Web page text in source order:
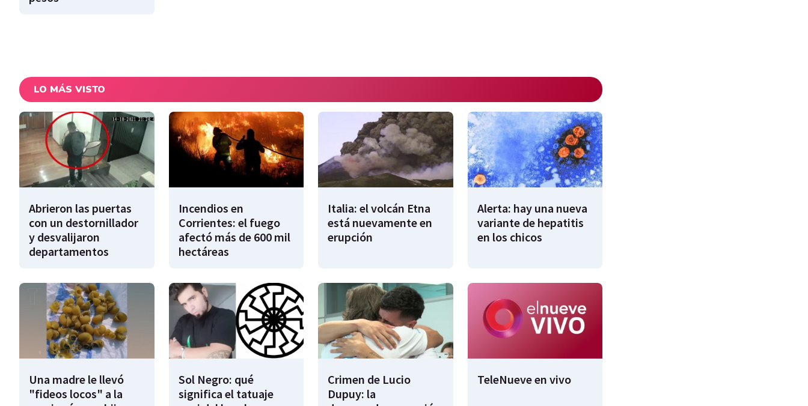
LO MÁS VISTO
Abrieron las puertas
con un destornillador
y desvalijaron
departamentos
Incendios en
Corrientes: el fuego
afectó más de 600 mil
hectáreas
Italia: el volcán Etna
está nuevamente en
erupción
Alerta: hay una nueva
variante de hepatitis
en los chicos
Una madre le llevó
"fideos locos" a la
Sol Negro: qué
significa el tatuaje
Crimen de Lucio
Dupuy: la
TeleNueve en vivo